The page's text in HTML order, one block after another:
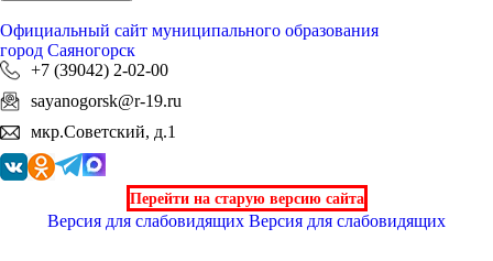
Официальный сайт муниципального образования
город Саяногорск
+7 (39042) 2-02-00
sayanogorsk@r-19.ru
мкр.Советский, д.1
Перейти на старую версию сайта
Версия для слабовидящих Версия для слабовидящих